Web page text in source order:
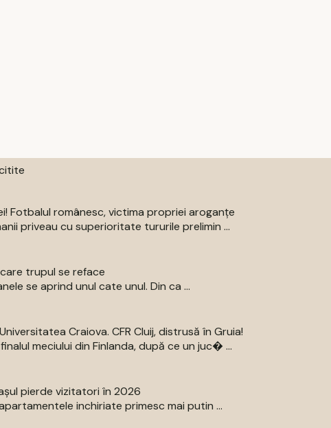
Fotbalul românesc, victima propriei aroganțe
priveau cu superioritate tururile prelimin ...
trupul se reface
se aprind unul cate unul. Din ca ...
Craiova. CFR Cluij, distrusă în Gruia!
meciului din Finlanda, după ce un juc� ...
pierde vizitatori în 2026
inchiriate primesc mai putin ...